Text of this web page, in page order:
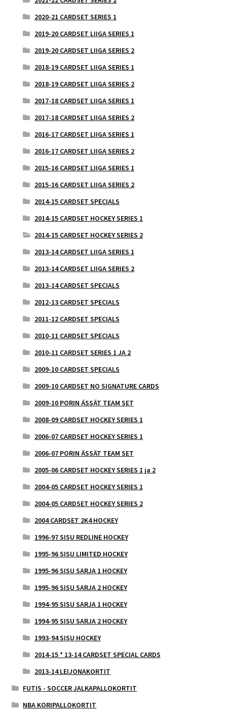
2020-21 CARDSET SERIES 1
2019-20 CARDSET LIIGA SERIES 1
2019-20 CARDSET LIIGA SERIES 2
2018-19 CARDSET LIIGA SERIES 1
2018-19 CARDSET LIIGA SERIES 2
2017-18 CARDSET LIIGA SERIES 1
2017-18 CARDSET LIIGA SERIES 2
2016-17 CARDSET LIIGA SERIES 1
2016-17 CARDSET LIIGA SERIES 2
2015-16 CARDSET LIIGA SERIES 1
2015-16 CARDSET LIIGA SERIES 2
2014-15 CARDSET SPECIALS
2014-15 CARDSET HOCKEY SERIES 1
2014-15 CARDSET HOCKEY SERIES 2
2013-14 CARDSET LIIGA SERIES 1
2013-14 CARDSET LIIGA SERIES 2
2013-14 CARDSET SPECIALS
2012-13 CARDSET SPECIALS
2011-12 CARDSET SPECIALS
2010-11 CARDSET SPECIALS
2010-11 CARDSET SERIES 1 JA 2
2009-10 CARDSET SPECIALS
2009-10 CARDSET NO SIGNATURE CARDS
2009-10 PORIN ÄSSÄT TEAM SET
2008-09 CARDSET HOCKEY SERIES 1
2006-07 CARDSET HOCKEY SERIES 1
2006-07 PORIN ÄSSÄT TEAM SET
2005-06 CARDSET HOCKEY SERIES 1 ja 2
2004-05 CARDSET HOCKEY SERIES 1
2004-05 CARDSET HOCKEY SERIES 2
2004 CARDSET 2K4 HOCKEY
1996-97 SISU REDLINE HOCKEY
1995-96 SISU LIMITED HOCKEY
1995-96 SISU SARJA 1 HOCKEY
1995-96 SISU SARJA 2 HOCKEY
1994-95 SISU SARJA 1 HOCKEY
1994-95 SISU SARJA 2 HOCKEY
1993-94 SISU HOCKEY
2014-15 * 13-14 CARDSET SPECIAL CARDS
2013-14 LEIJONAKORTIT
FUTIS - SOCCER JALKAPALLOKORTIT
NBA KORIPALLOKORTIT